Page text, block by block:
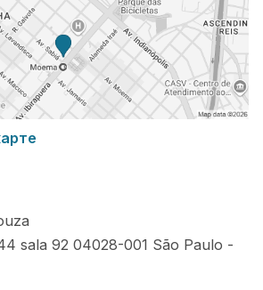
sala 92 04028-001 São Paulo -